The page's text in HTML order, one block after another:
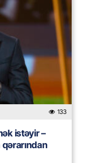
133
istəyir –